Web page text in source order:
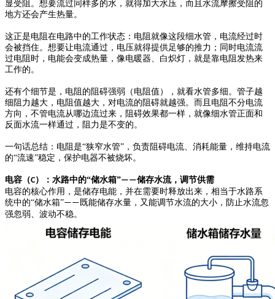
显受阻。想要流过同样多的水，就得加大水压，而且水流摩擦受阻的
地方还会产生热量。
这正是电阻在电路中的工作状态 ：电阻就像这段细水管，电流经过时
会被挡住。想要让电流通过，电压就得提供足够的推力；同时电流流
过电阻时，电能会变成热量，像电暖器、白炽灯，就是靠电阻发热来
工作的。
还有个细节是， 电阻的阻碍强弱（电阻值），就看水管多细。管子越
细阻力越大，电阻值越大，对电流的阻碍就越强。而且电阻不分电流
方向，不管电流从哪边流过来，阻碍效果都一样，就像细水管正面和
反面水流一样通过，阻力是不变的。
一句话总结 ：电阻是“狭窄水管” ，负责阻碍电流、消耗能量，维持电流
的“流速”稳定 ， 保护电器不被烧坏。
电容 （C） ：水路中的“储水箱”——储存水流，调节供需
电容的核心作用，是储存电能，并在需要时释放出来 ，相当于水路系
统中的“储水箱”—— 既能储存水量，又能调节水流的大小 ， 防止水流忽
强忽弱、波动不稳。